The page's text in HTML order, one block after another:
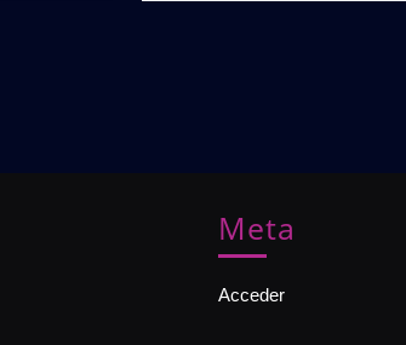
Meta
Acceder